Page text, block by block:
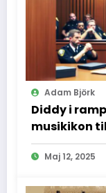
Adam Björk
Diddy i
musikikon
dramatisk
Maj 12, 2025